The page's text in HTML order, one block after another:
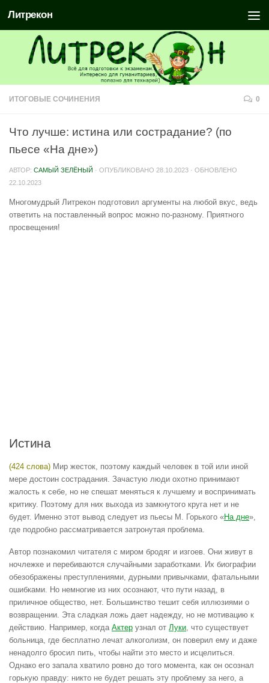
Литрекон
ИТОГОВЫЕ СОЧИНЕНИЯ 0
Что лучше: истина или сострадание? (по
пьесе «На дне»)
АВТОР: САМЫЙ ЗЕЛЁНЫЙ · ОПУБЛИКОВАНО 28.10.2023 · ОБНОВЛЕНО
22.10.2023
Многомудрый Литрекон подготовил аргументы на любой вкус, ведь
ответить на поставленный вопрос можно по-разному. Приятного
просвещения!
Истина
(424 слова) Мир жесток, поэтому каждый человек в той или иной
мере достоин сострадания. Зачастую люди охотно принимают
жалость к себе, но не спешат меняться к лучшему и воспринимать
критику. Поэтому для них выхода из замкнутого круга нет и не
будет. Именно этот вывод следует из пьесы М. Горького «На дне»,
где подробно рассматривается затронутая проблема.
Автор познакомил читателя с миром бродяг и изгоев. Они живут в
ночлежке и перебиваются случайными заработками. Их биографии
обезображены преступлениями, дурными привычками, фатальными
ошибками. Но немногие из них осознают, что пути назад, в
приличное общество, нет. Большинство тешит себя иллюзиями о
возвращении. Эта сладкая ложь дает надежду, но не мотивацию к
действию. Например, когда Актер узнал от Луки , что существует
больница, где бесплатно лечат алкоголизм, он поверил ему и даже
ненадолго бросил пить, чтобы найти это место и исцелиться.
Однако его запала хватило ровно до того момента, как он осознал
горькую правду: никто не будет решать эту проблему за него, а